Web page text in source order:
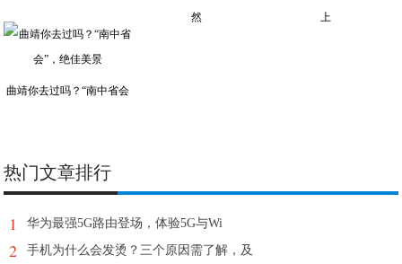
然
上
曲靖你去过吗？“南中省会
热门文章排行
1 华为最强5G路由登场，体验5G与Wi
2 手机为什么会发烫？三个原因需了解，及